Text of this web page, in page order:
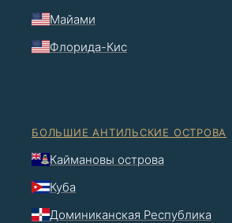
Майами
Флорида-Кис
БОЛЬШИЕ АНТИЛЬСКИЕ ОСТРОВА
Каймановы острова
Куба
Доминиканская Республика